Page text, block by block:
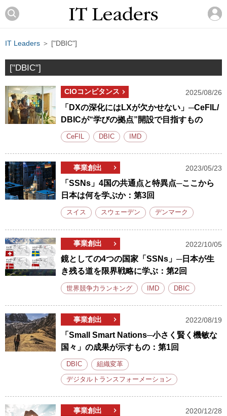
IT Leaders ＞ ["DBIC"]
["DBIC"]
CIOコンピタンス 2025/08/26
「DXの深化にはLXが欠かせない」─CeFIL/
DBICが“学びの拠点”開設で目指すもの
CeFIL DBIC IMD
事業創出 2023/05/23
「SSNs」4国の共通点と特異点─ここから
日本は何を学ぶか：第3回
スイス スウェーデン デンマーク
事業創出 2022/10/05
鏡としての4つの国家「SSNs」─日本が生
き残る道を限界戦略に学ぶ：第2回
世界競争力ランキング IMD DBIC
事業創出 2022/08/19
「Small Smart Nations─小さく賢く機敏な
国々」の成果が示すもの：第1回
DBIC 組織変革
デジタルトランスフォーメーション
事業創出 2020/12/28